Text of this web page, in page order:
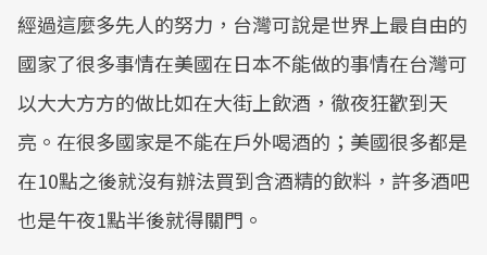
經過這麼多先人的努力，台灣可說是世界上最自由的
國家了很多事情在美國在日本不能做的事情在台灣可
以大大方方的做比如在大街上飲酒，徹夜狂歡到天
亮。在很多國家是不能在戶外喝酒的；美國很多都是
在10點之後就沒有辦法買到含酒精的飲料，許多酒吧
也是午夜1點半後就得關門。